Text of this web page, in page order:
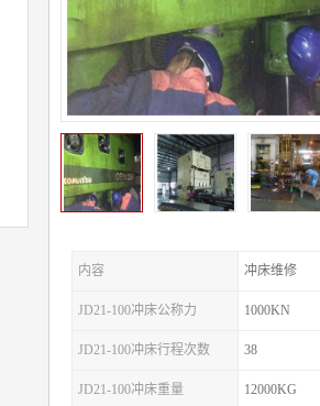
内容 冲床维修
JD21-100冲床公称力 1000KN
JD21-100冲床行程次数 38
JD21-100冲床重量 12000KG